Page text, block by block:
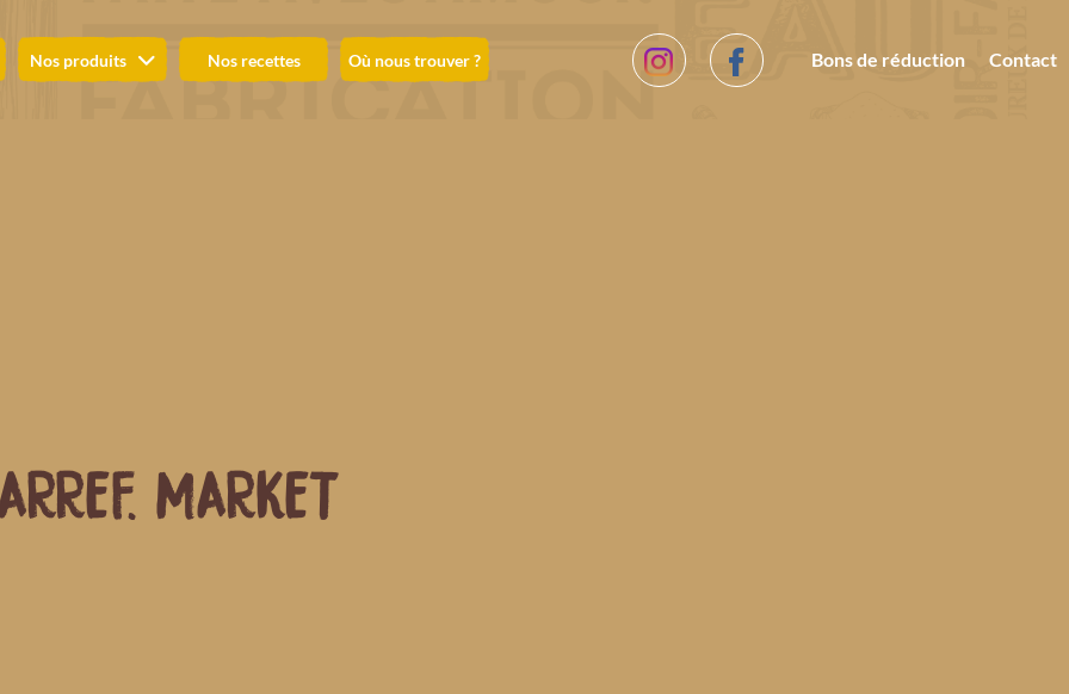
Nos produits Nos recettes Où nous trouver ? Bons de réduction Contact
MARKET